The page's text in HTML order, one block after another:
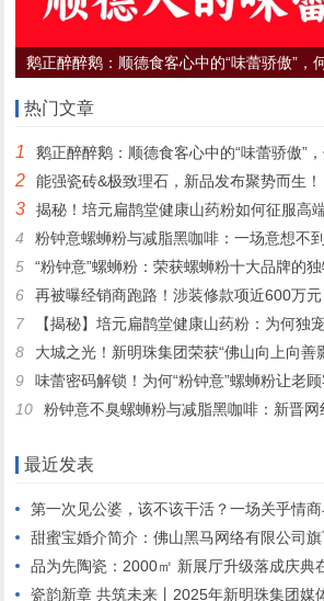
鹅正醉醉鹅：顺德食客心中的“味蕾骄傲”，
热门文章
1 鹅正醉醉鹅：顺德食客心中的“味蕾骄傲”，何
2 能强瓷砖&极致理石，新品发布聚势而生！
3
揭秘！培元扁鹊堂健康山药粉如何征服高端汽车4S店
4
粉钟意螺蛳粉与减脂黑咖啡：一场意想不
5
“粉钟意”螺蛳粉：荣获螺蛳粉十大品牌的
6
再被曝经销商跑路！涉装修款项近600万
7
【揭秘】培元扁鹊堂健康山药粉：为何独宠会
8
大城之光！新明珠集团荣获“佛山向上向善
9
味蕾密码解锁！为何“粉钟意”螺蛳粉让老
10
粉钟意不臭螺蛳粉与减脂黑咖啡：新晋
最近发表
第一次见公婆，该不该干活？一场关乎情
甜蜜宝婚介简介：佛山黑马网络有限公司
品为先陶瓷：2000㎡ 新展厅升级落成庆典
瓷韵新章 共筑未来丨2025年新明珠集团媒